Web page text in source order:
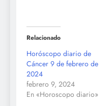
Relacionado
Horóscopo diario de
Cáncer 9 de febrero de
2024
febrero 9, 2024
En «Horoscopo diario»